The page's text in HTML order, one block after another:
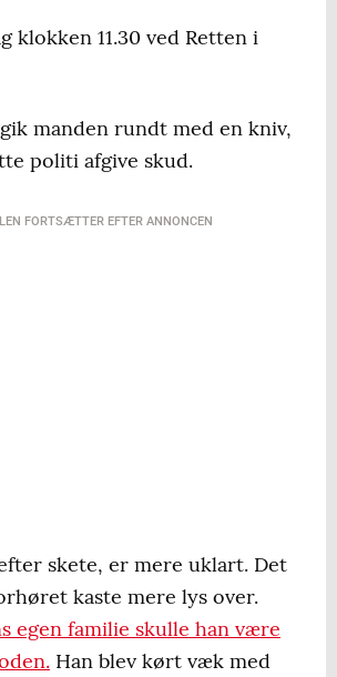
klokken 11.30 ved Retten i
manden rundt med en kniv,
politi afgive skud.
FORTSÆTTER EFTER ANNONCEN
skete, er mere uklart. Det
kaste mere lys over.
egen familie skulle han være
Han blev kørt væk med